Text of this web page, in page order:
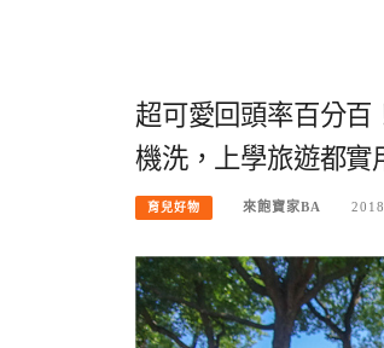
超可愛回頭率百分百
機洗，上學旅遊都實
育兒好物 來飽寶家BA